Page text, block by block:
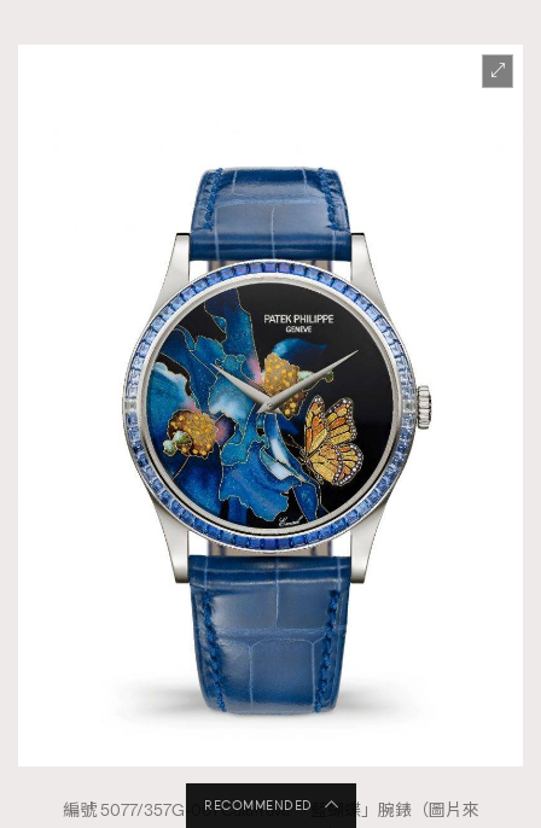
編號 5077/357G-001 Calatrava 「藍蝴蝶」腕錶（圖片來
RECOMMENDED